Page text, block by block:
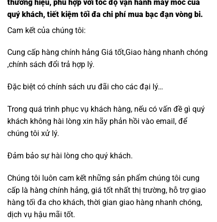
thương hiệu, phù hợp với tốc độ vận hành máy móc của
quý khách, tiết kiệm tối đa chi phí mua bạc đạn vòng bi.
Cam kết của chúng tôi:
Cung cấp hàng chính hảng Giá tốt,Giao hàng nhanh chóng
,chính sách đổi trả hợp lý.
Đặc biệt có chính sách ưu đãi cho các đại lý…
Trong quá trình phục vụ khách hàng, nếu có vấn đề gì quý
khách không hài lòng xin hãy phản hồi vào email, để
chúng tôi xử lý.
Đảm bảo sự hài lòng cho quý khách.
Chúng tôi luôn cam kết những sản phẩm chúng tôi cung
cấp là hàng chính hảng, giá tốt nhất thị trường, hỗ trợ giao
hàng tối đa cho khách, thời gian giao hàng nhanh chóng,
dịch vụ hậu mãi tốt.